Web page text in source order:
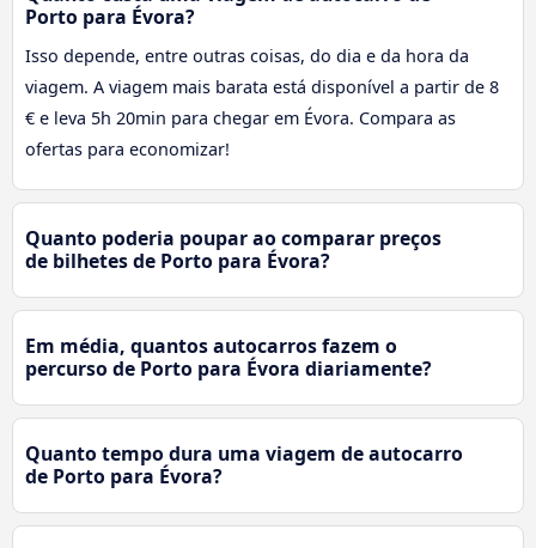
Porto para Évora?
Isso depende, entre outras coisas, do dia e da hora da
viagem. A viagem mais barata está disponível a partir de 8
€ e leva 5h 20min para chegar em Évora. Compara as
ofertas para economizar!
Quanto poderia poupar ao comparar preços
de bilhetes de Porto para Évora?
Em média, quantos autocarros fazem o
percurso de Porto para Évora diariamente?
Quanto tempo dura uma viagem de autocarro
de Porto para Évora?